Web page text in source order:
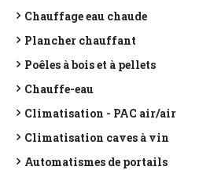
Chauffage eau chaude
Plancher chauffant
Poêles à bois et à pellets
Chauffe-eau
Climatisation - PAC air/air
Climatisation caves à vin
Automatismes de portails